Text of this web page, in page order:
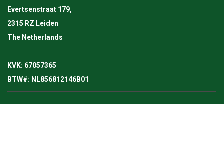
Evertsenstraat 179,
2315 RZ Leiden
The Netherlands
KVK: 67057365
BTW#: NL856812146B01